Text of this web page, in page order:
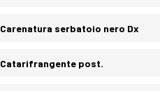
Carenatura serbatoio nero Dx
Catarifrangente post.